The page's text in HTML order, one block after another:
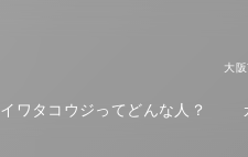
大
イワタコウジってどんな人？